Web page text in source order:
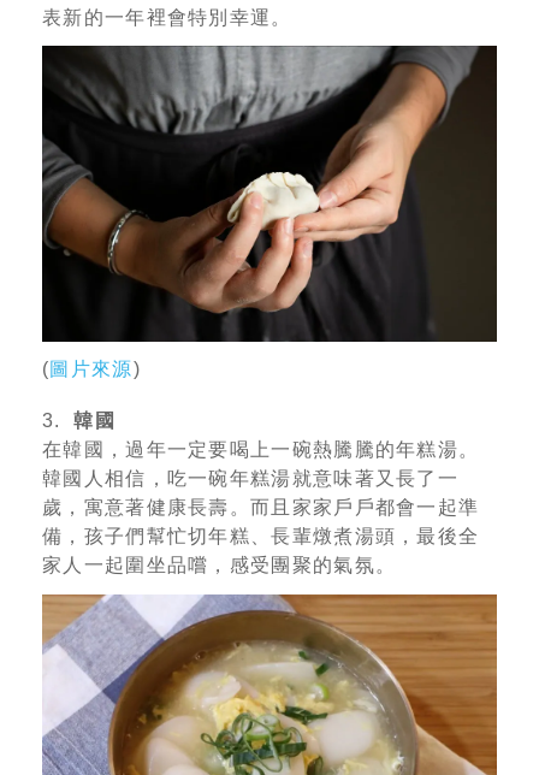
表新的一年裡會特別幸運。
(圖片來源)
3.韓國
在韓國，過年一定要喝上一碗熱騰騰的年糕湯。
韓國人相信，吃一碗年糕湯就意味著又長了一
歲，寓意著健康長壽。而且家家戶戶都會一起準
備，孩子們幫忙切年糕、長輩燉煮湯頭，最後全
家人一起圍坐品嚐，感受團聚的氣氛。